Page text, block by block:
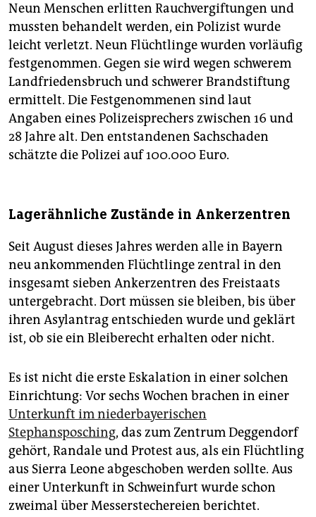
Neun Menschen erlitten Rauchvergiftungen und
mussten behandelt werden, ein Polizist wurde
leicht verletzt. Neun Flüchtlinge wurden vorläufig
festgenommen. Gegen sie wird wegen schwerem
Landfriedensbruch und schwerer Brandstiftung
ermittelt. Die Festgenommenen sind laut
Angaben eines Polizeisprechers zwischen 16 und
28 Jahre alt. Den entstandenen Sachschaden
schätzte die Polizei auf 100.000 Euro.
Lagerähnliche Zustände in Ankerzentren
Seit August dieses Jahres werden alle in Bayern
neu ankommenden Flüchtlinge zentral in den
insgesamt sieben Ankerzentren des Freistaats
untergebracht. Dort müssen sie bleiben, bis über
ihren Asylantrag entschieden wurde und geklärt
ist, ob sie ein Bleiberecht erhalten oder nicht.
Es ist nicht die erste Eskalation in einer solchen
Einrichtung: Vor sechs Wochen brachen in einer
Unterkunft im niederbayerischen
Stephansposching, das zum Zentrum Deg­gendorf
gehört, Randale und Protest aus, als ein Flüchtling
aus Sierra Leone abgeschoben werden sollte. Aus
einer Unterkunft in Schweinfurt wurde schon
zweimal über Messerstechereien berichtet.